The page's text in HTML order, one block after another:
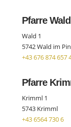
Pfarre Wald
Wald 1
5742 Wald im
+43 676 874 657
Pfarre
Krimml 1
5743 Krimml
+43 6564 730 6